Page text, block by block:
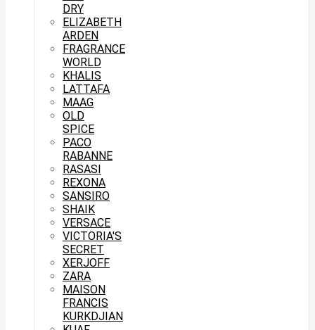
DRY
ELIZABETH
ARDEN
FRAGRANCE
WORLD
KHALIS
LATTAFA
MAAG
OLD
SPICE
PACO
RABANNE
RASASI
REXONA
SANSIRO
SHAIK
VERSACE
VICTORIA'S
SECRET
XERJOFF
ZARA
MAISON
FRANCIS
KURKDJIAN